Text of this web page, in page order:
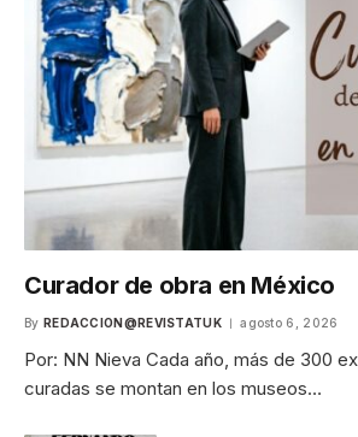
Curador de obra en México
By REDACCION@REVISTATUK agosto 6, 2026
Por: NN Nieva Cada año, más de 300
curadas se montan en los museos…